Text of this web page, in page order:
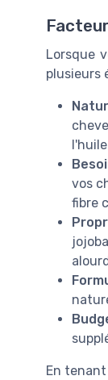
Lorsque
plusieurs
vos
fibre
En